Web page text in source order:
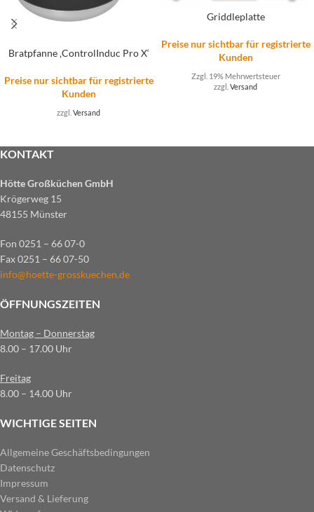
Bratpfanne ‚ControlInduc Pro X‘
Preise nur sichtbar für registrierte
Kunden
zzgl. Versand
Griddleplatte
Preise nur sichtbar für registrierte
Kunden
Zzgl. 19% Mehrwertsteuer
zzgl. Versand
KONTAKT
Hötte Großküchen GmbH
Krögerweg 15
48155 Münster
Fon 0251 – 66 07-0
Fax 0251 – 66 07-50
info@hoette-grosskuechen.de
ÖFFNUNGSZEITEN
Montag – Donnerstag
8.00 – 17.00 Uhr
Freitag
8.00 – 14.00 Uhr
WICHTIGE SEITEN
Allgemeine Geschäftsbedingungen
Datenschutz
Impressum
Versand & Lieferung